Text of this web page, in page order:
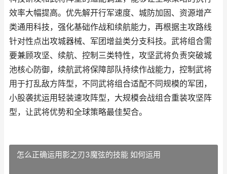
效率大幅提高。优先解开行军速度、城防加固、资源增产
类通用科技，强化基础作战和续航能力，再根据主攻路线
针对性点出攻城器械、军团增益类分支科技。武将组合需
要兼顾攻坚、续航、控制三类特性，攻坚武将负责突破城
池核心防御，续航武将保障部队持续作战能力，控制武将
用于打乱敌方阵型，不同武将组合适配不同规模的军团，
小股袭扰运用轻装速攻阵型，大规模会战组合重装攻坚阵
型，让武将优势和全球策略最佳契合。
怎么正确运用影之刃3魔弦的技能 如何运用